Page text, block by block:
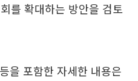
를 확대하는 방안을 검토
을 포함한 자세한 내용은